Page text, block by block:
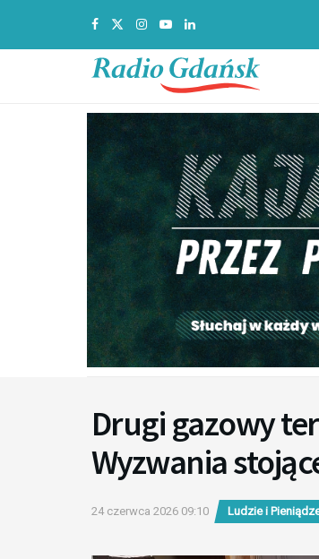
Drugi gazowy
Wyzwania
24 czerwca 2026 09:10 Ludzie i